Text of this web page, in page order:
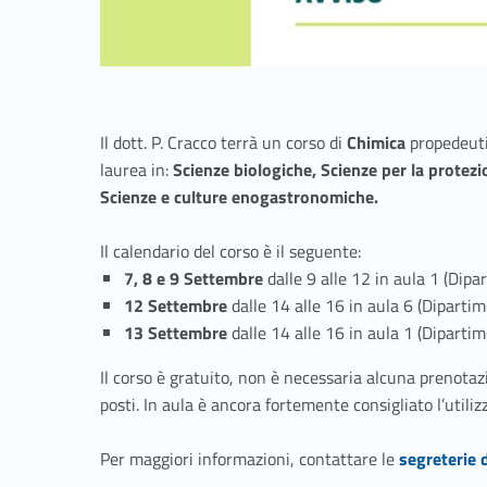
Il dott. P. Cracco terrà un corso di Chimica
laurea in:Scienze biologiche, Scienze per la
Scienze e culture enogastronomiche.
Il calendario del corso è il seguente:
7, 8 e 9 Settembredalle 9 alle 12 in aula 1
12 Settembredalle 14 alle 16 in aula 6
13 Settembredalle 14 alle 16 in aula 1
Il corso è gratuito, non è necessaria alcuna
posti. In aula è ancora fortemente consigliato
Per maggiori informazioni, contattare le Link identifier #identifier__34587-1
segreterie